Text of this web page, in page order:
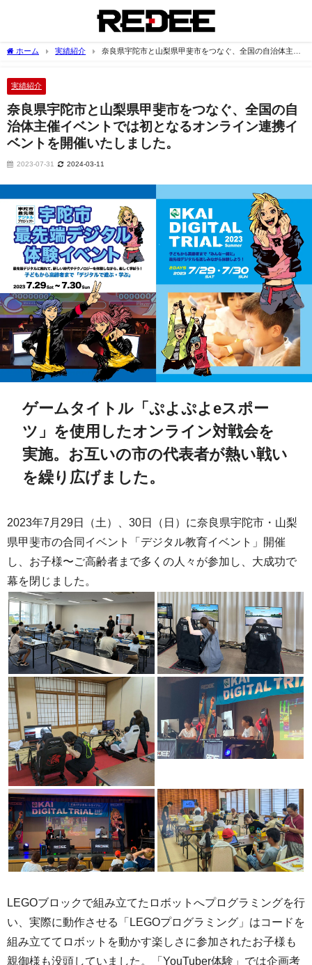
ホーム 実績紹介
奈良県宇陀市と山梨県甲斐市をつなぐ、全国の自治体主催
実績紹介
奈良県宇陀市と山梨県甲斐市をつなぐ、全国の自
治体主催イベントでは初となるオンライン連携イ
ベントを開催いたしました。
2023-07-31 2024-03-11
ゲームタイトル「ぷよぷよeスポー
ツ」を使用したオンライン対戦会を
実施。お互いの市の代表者が熱い戦い
を繰り広げました。
2023年7月29日（土）、30日（日）に奈良県宇陀市・山梨
県甲斐市の合同イベント「デジタル教育イベント」開催
し、お子様〜ご高齢者まで多くの人々が参加し、大成功で
幕を閉じました。
LEGOブロックで組み立てたロボットへプログラミングを行
い、実際に動作させる「LEGOプログラミング」はコードを
組み立ててロボットを動かす楽しさに参加されたお子様も
親御様も没頭していました。「YouTuber体験」では企画考